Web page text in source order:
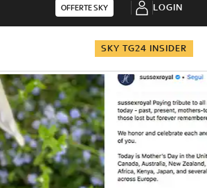
OFFERTE SKY LOGIN
SKY TG24 INSIDER